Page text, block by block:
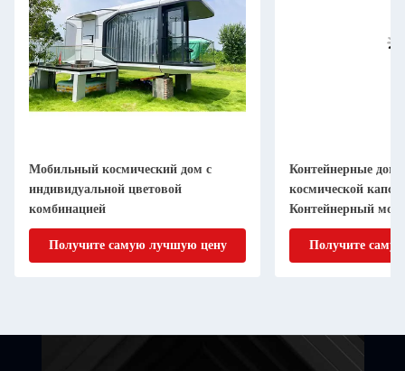
Мобильный космический дом с
индивидуальной цветовой
комбинацией
Получите самую лучшую цену
Контейнерные
космической
Контейнерный
Получите